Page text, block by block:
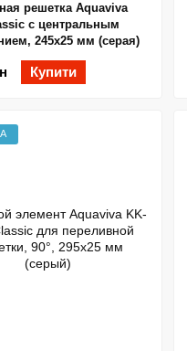
решетка Aquaviva
с центральным
245x25 мм (серая)
Купити